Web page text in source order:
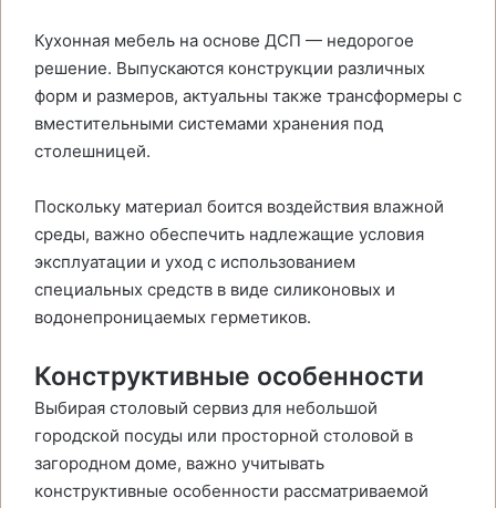
Кухонная мебель на основе ДСП — недорогое
решение. Выпускаются конструкции различных
форм и размеров, актуальны также трансформеры с
вместительными системами хранения под
столешницей.
Поскольку материал боится воздействия влажной
среды, важно обеспечить надлежащие условия
эксплуатации и уход с использованием
специальных средств в виде силиконовых и
водонепроницаемых герметиков.
Конструктивные особенности
Выбирая столовый сервиз для небольшой
городской посуды или просторной столовой в
загородном доме, важно учитывать
конструктивные особенности рассматриваемой